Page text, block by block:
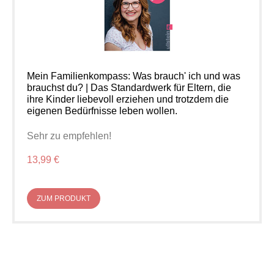
Mein Familienkompass: Was brauch' ich und was
brauchst du? | Das Standardwerk für Eltern, die
ihre Kinder liebevoll erziehen und trotzdem die
eigenen Bedürfnisse leben wollen.
Sehr zu empfehlen!
13,99 €
ZUM PRODUKT